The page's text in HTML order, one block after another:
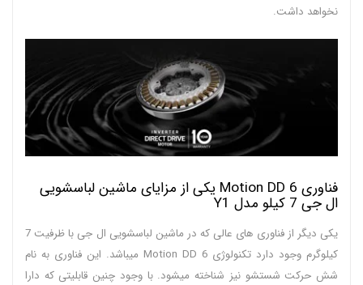
نخواهد داشت.
فناوری 6 Motion DD یکی از مزایای ماشین لباسشویی
ال جی 7 کیلو مدل Y1
یکی دیگر از فناوری های عالی که در ماشین لباسشویی ال جی با ظرفیت 7
کیلوگرم وجود دارد تکنولوژی 6 Motion DD میباشد. این فناوری به نام
شش حرکت شستشو نیز شناخته میشود. با وجود چنین قابلیتی که دارا